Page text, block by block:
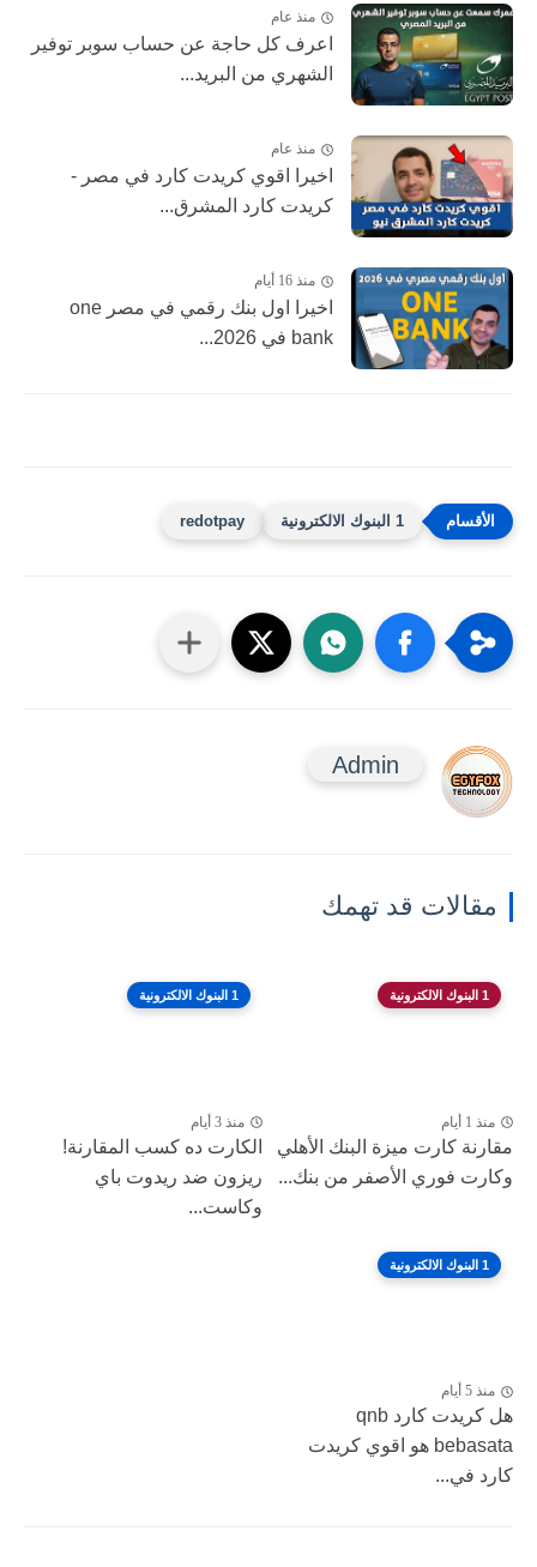
منذ عام
اعرف كل حاجة عن حساب سوبر توفير
الشهري من البريد...
منذ عام
اخيرا اقوي كريدت كارد في مصر -
كريدت كارد المشرق...
منذ 16 أيام
اخيرا اول بنك رقمي في مصر one
bank في 2026...
1 البنوك الالكترونية redotpay
Admin
مقالات قد تهمك
1 البنوك الالكترونية
منذ 1 أيام
مقارنة كارت ميزة البنك الأهلي
وكارت فوري الأصفر من بنك...
1 البنوك الالكترونية
منذ 3 أيام
الكارت ده كسب المقارنة!
ريزون ضد ريدوت باي
وكاست...
1 البنوك الالكترونية
منذ 5 أيام
هل كريدت كارد qnb
bebasata هو اقوي كريدت
كارد في...